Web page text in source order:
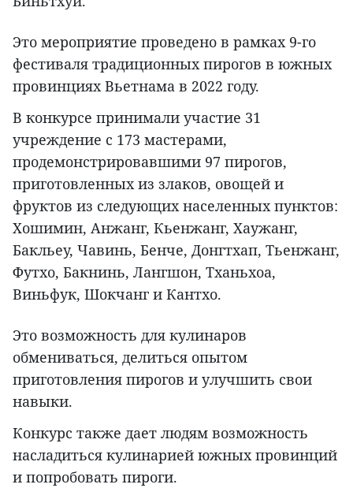
Это мероприятие проведено в рамках 9-го
фестиваля традиционных пирогов в южных
провинциях Вьетнама в 2022 году.
В конкурсе принимали участие 31
учреждение с 173 мастерами,
продемонстрировавшими 97 пирогов,
приготовленных из злаков, овощей и
фруктов из следующих населенных пунктов:
Хошимин, Анжанг, Кьенжанг, Хаужанг,
Бакльеу, Чавинь, Бенче, Донгтхап, Тьенжанг,
Футхо, Бакнинь, Лангшон, Тханьхоа,
Виньфук, Шокчанг и Кантхо.
Это возможность для кулинаров
обмениваться, делиться опытом
приготовления пирогов и улучшить свои
навыки.
Конкурс также дает людям возможность
насладиться кулинарией южных провинций
и попробовать пироги.